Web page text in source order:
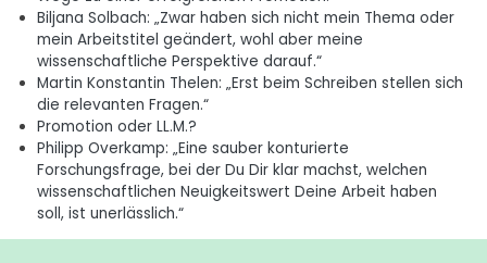
Biljana Solbach: „Zwar haben sich nicht mein Thema oder
mein Arbeitstitel geändert, wohl aber meine
wissenschaftliche Perspektive darauf.“
Martin Konstantin Thelen: „Erst beim Schreiben stellen sich
die relevanten Fragen.“
Promotion oder LL.M.?
Philipp Overkamp: „Eine sauber konturierte
Forschungsfrage, bei der Du Dir klar machst, welchen
wissenschaftlichen Neuigkeitswert Deine Arbeit haben
soll, ist unerlässlich.“